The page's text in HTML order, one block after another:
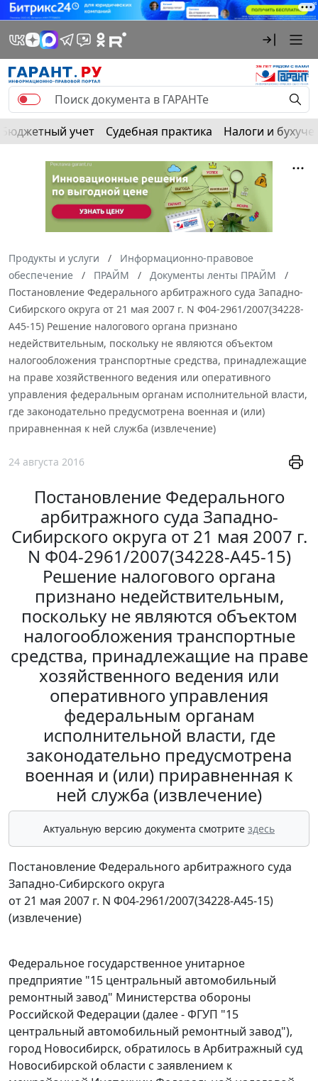
Бюджетный учет Судебная практика Налоги и
Продукты и услуги
Информационно-правовое
обеспечение
ПРАЙМ
Документы ленты ПРАЙМ
Постановление Федерального арбитражного суда Западно-
Сибирского округа от 21 мая 2007 г. N Ф04-2961/2007(34228-
А45-15) Решение налогового органа признано
недействительным, поскольку не являются объектом
налогообложения транспортные средства, принадлежащие
на праве хозяйственного ведения или оперативного
управления федеральным органам исполнительной власти,
где законодательно предусмотрена военная и (или)
приравненная к ней служба (извлечение)
24 августа 2016
Постановление Федерального
арбитражного суда Западно-
Сибирского округа от 21 мая 2007 г.
N Ф04-2961/2007(34228-А45-15)
Решение налогового органа
признано недействительным,
поскольку не являются объектом
налогообложения транспортные
средства, принадлежащие на праве
хозяйственного ведения или
оперативного управления
федеральным органам
исполнительной власти, где
законодательно предусмотрена
военная и (или) приравненная к
ней служба (извлечение)
Актуальную версию документа смотрите здесь
Постановление Федерального арбитражного суда
Западно-Сибирского округа
от 21 мая 2007 г. N Ф04-2961/2007(34228-А45-15)
(извлечение)
Федеральное государственное унитарное
предприятие "15 центральный автомобильный
ремонтный завод" Министерства обороны
Российской Федерации (далее - ФГУП "15
центральный автомобильный ремонтный завод"),
город Новосибирск, обратилось в Арбитражный суд
Новосибирской области с заявлением к